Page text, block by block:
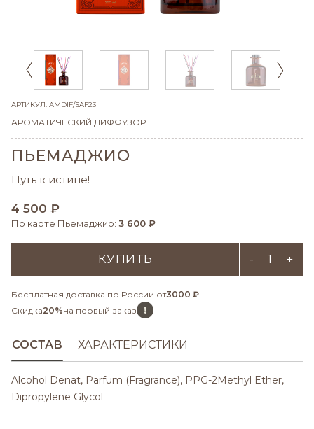
АРТИКУЛ: AMDIF/SAF23
АРОМАТИЧЕСКИЙ ДИФФУЗОР
ПЬЕМАДЖИО
Путь к истине!
4 500 ₽
По карте Пьемаджио: 3 600 ₽
КУПИТЬ - +
Бесплатная доставка по России от3000 ₽
Скидка20%на первый заказ !
СОСТАВ ХАРАКТЕРИСТИКИ
Alcohol Denat, Parfum (Fragrance), PPG-2Methyl Ether,
Dipropylene Glycol